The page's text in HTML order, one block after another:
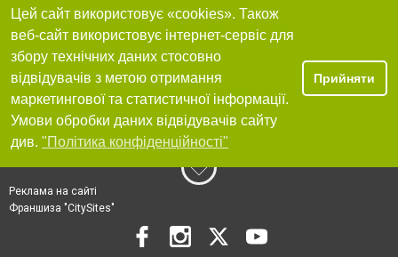
Цей сайт використовує «cookies». Також
веб-сайт використовує інтернет-сервіс для
збору технічних даних стосовно
відвідувачів з метою отримання
маркетингової та статистичної інформації.
Умови обробки даних відвідувачів сайту
див. "Політика конфіденційності"
Прийняти
Реклама на сайті
Франшиза "CitySites"